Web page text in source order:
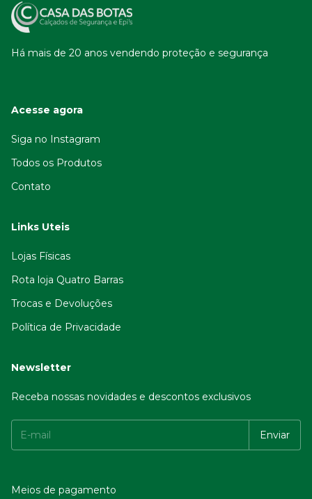
Há mais de 20 anos vendendo proteção e segurança
Acesse agora
Siga no Instagram
Todos os Produtos
Contato
Links Uteis
Lojas Físicas
Rota loja Quatro Barras
Trocas e Devoluções
Política de Privacidade
Newsletter
Receba nossas novidades e descontos exclusivos
Meios de pagamento